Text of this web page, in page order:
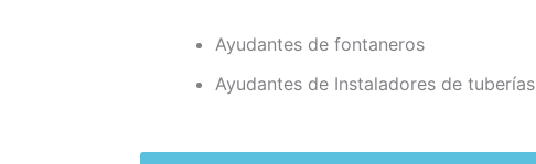
Ayudantes de fontaneros
Ayudantes de Instaladores de tuberías